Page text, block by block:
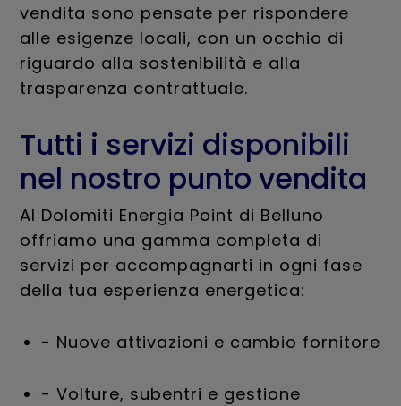
vendita sono pensate per rispondere
alle esigenze locali, con un occhio di
riguardo alla sostenibilità e alla
trasparenza contrattuale.
Tutti i servizi disponibili
nel nostro punto vendita
Al Dolomiti Energia Point di Belluno
offriamo una gamma completa di
servizi per accompagnarti in ogni fase
della tua esperienza energetica:
- Nuove attivazioni e cambio fornitore
- Volture, subentri e gestione